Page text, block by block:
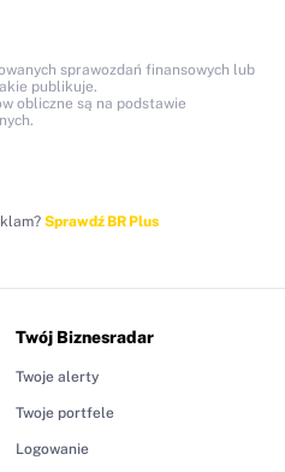
sprawozdań finansowych lub
publikuje.
obliczne są na podstawie
Sprawdź BR Plus
Twój Biznesradar
Twoje alerty
Twoje portfele
Logowanie